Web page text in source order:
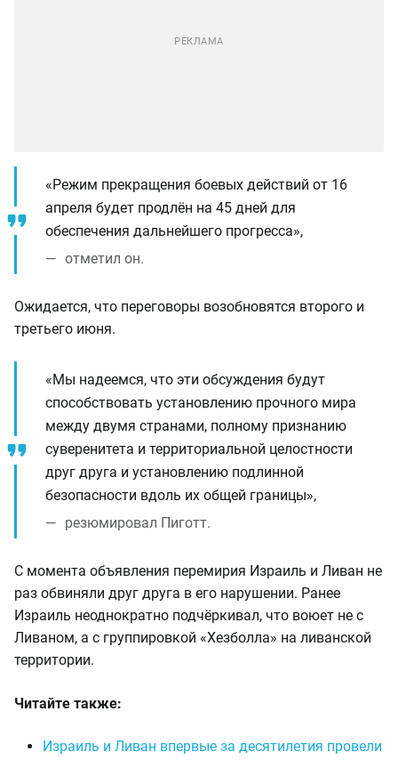
«Режим прекращения боевых действий от 16
апреля будет продлён на 45 дней для
обеспечения дальнейшего прогресса»,
отметил он.
Ожидается, что переговоры возобновятся второго и
третьего июня.
«Мы надеемся, что эти обсуждения будут
способствовать установлению прочного мира
между двумя странами, полному признанию
суверенитета и территориальной целостности
друг друга и установлению подлинной
безопасности вдоль их общей границы»,
резюмировал Пиготт.
С момента объявления перемирия Израиль и Ливан не
раз обвиняли друг друга в его нарушении. Ранее
Израиль неоднократно подчёркивал, что воюет не с
Ливаном, а с группировкой «Хезболла» на ливанской
территории.
Читайте также:
Израиль и Ливан впервые за десятилетия провели